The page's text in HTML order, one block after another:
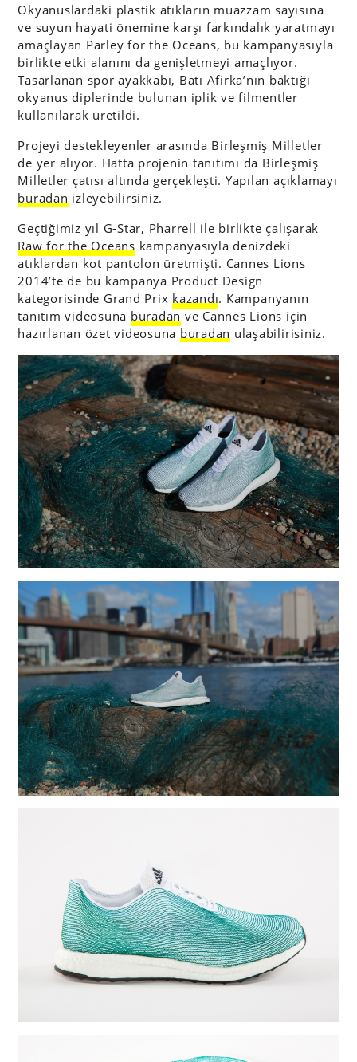
Okyanuslardaki plastik atıkların muazzam sayısına
ve suyun hayati önemine karşı farkındalık yaratmayı
amaçlayan Parley for the Oceans, bu kampanyasıyla
birlikte etki alanını da genişletmeyi amaçlıyor.
Tasarlanan spor ayakkabı, Batı Afirka’nın baktığı
okyanus diplerinde bulunan iplik ve filmentler
kullanılarak üretildi.
Projeyi destekleyenler arasında Birleşmiş Milletler
de yer alıyor. Hatta projenin tanıtımı da Birleşmiş
Milletler çatısı altında gerçekleşti. Yapılan açıklamayı
buradan izleyebilirsiniz.
Geçtiğimiz yıl G-Star, Pharrell ile birlikte çalışarak
Raw for the Oceans kampanyasıyla denizdeki
atıklardan kot pantolon üretmişti. Cannes Lions
2014’te de bu kampanya Product Design
kategorisinde Grand Prix kazandı. Kampanyanın
tanıtım videosuna buradan ve Cannes Lions için
hazırlanan özet videosuna buradan ulaşabilirisiniz.